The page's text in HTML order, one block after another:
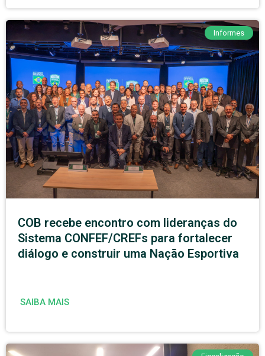
Informes
COB recebe encontro com lideranças do
Sistema CONFEF/CREFs para fortalecer
diálogo e construir uma Nação Esportiva
SAIBA MAIS